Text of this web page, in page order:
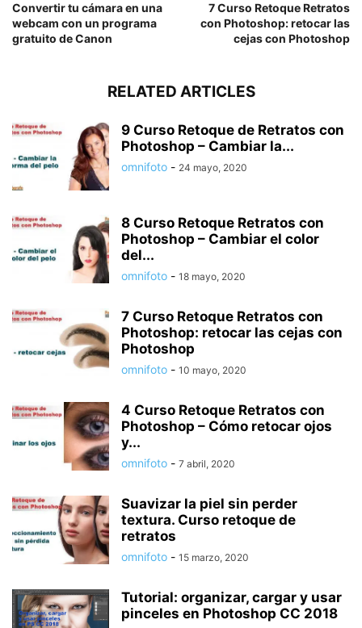
Convertir tu cámara en una
webcam con un programa
gratuito de Canon
7 Curso Retoque Retratos
con Photoshop: retocar las
cejas con Photoshop
RELATED ARTICLES
9 Curso Retoque de Retratos con
Photoshop – Cambiar la...
omnifoto - 24 mayo, 2020
8 Curso Retoque Retratos con
Photoshop – Cambiar el color
del...
omnifoto - 18 mayo, 2020
7 Curso Retoque Retratos con
Photoshop: retocar las cejas con
Photoshop
omnifoto - 10 mayo, 2020
4 Curso Retoque Retratos con
Photoshop – Cómo retocar ojos
y...
omnifoto - 7 abril, 2020
Suavizar la piel sin perder
textura. Curso retoque de
retratos
omnifoto - 15 marzo, 2020
Tutorial: organizar, cargar y usar
pinceles en Photoshop CC 2018